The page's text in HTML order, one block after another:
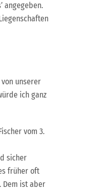
angegeben.
unserer
ich ganz
vom 3.
sicher
früher oft
Dem ist aber